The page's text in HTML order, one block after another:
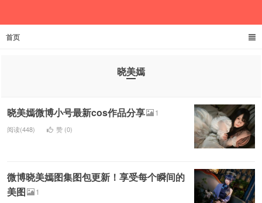
首页
晓美嫣
晓美嫣微博小号最新cos作品分享 1
阅读(448) 赞 (0)
微博晓美嫣图集图包更新！享受每个瞬间的
美图
1